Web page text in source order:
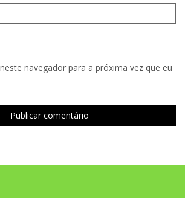
navegador para a próxima vez que eu